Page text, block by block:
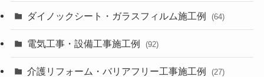
ダイノックシート・ガラスフィルム施工例 (64)
電気工事・設備工事施工例 (92)
介護リフォーム・バリアフリー工事施工例 (27)